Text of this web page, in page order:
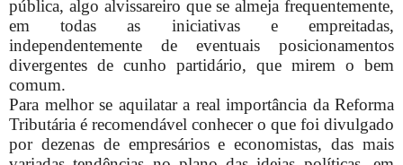
pública, algo alvissareiro que se almeja frequentemente,
em todas as iniciativas e empreitadas,
independentemente de eventuais posicionamentos
divergentes de cunho partidário, que mirem o bem
comum.
Para melhor se aquilatar a real importância da Reforma
Tributária é recomendável conhecer o que foi divulgado
por dezenas de empresários e economistas, das mais